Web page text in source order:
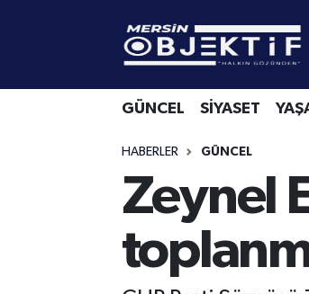
GÜNCEL SİYASET
HABERLER GÜNCEL
Zeynel
EKONOMİ
Mersin Hava Durumu
Mersin Trafik Yoğunluk Haritası
Süper Lig Puan Durumu ve Fikstür
Tüm Manşetler
Son Dakika Haberleri